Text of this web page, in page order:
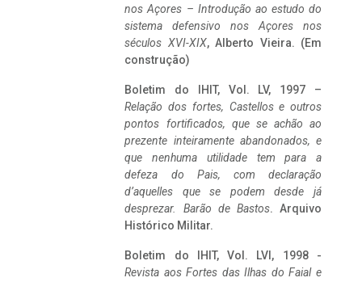
nos Açores – Introdução ao estudo do
sistema defensivo nos Açores nos
séculos XVI-XIX, Alberto Vieira. (Em
construção)
Boletim do IHIT, Vol. LV, 1997 –
Relação dos fortes, Castellos e outros
pontos fortificados, que se achão ao
prezente inteiramente abandonados, e
que nenhuma utilidade tem para a
defeza do Pais, com declaração
d’aquelles que se podem desde já
desprezar. Barão de Bastos. Arquivo
Histórico Militar.
Boletim do IHIT, Vol. LVI, 1998 -
Revista aos Fortes das Ilhas do Faial e